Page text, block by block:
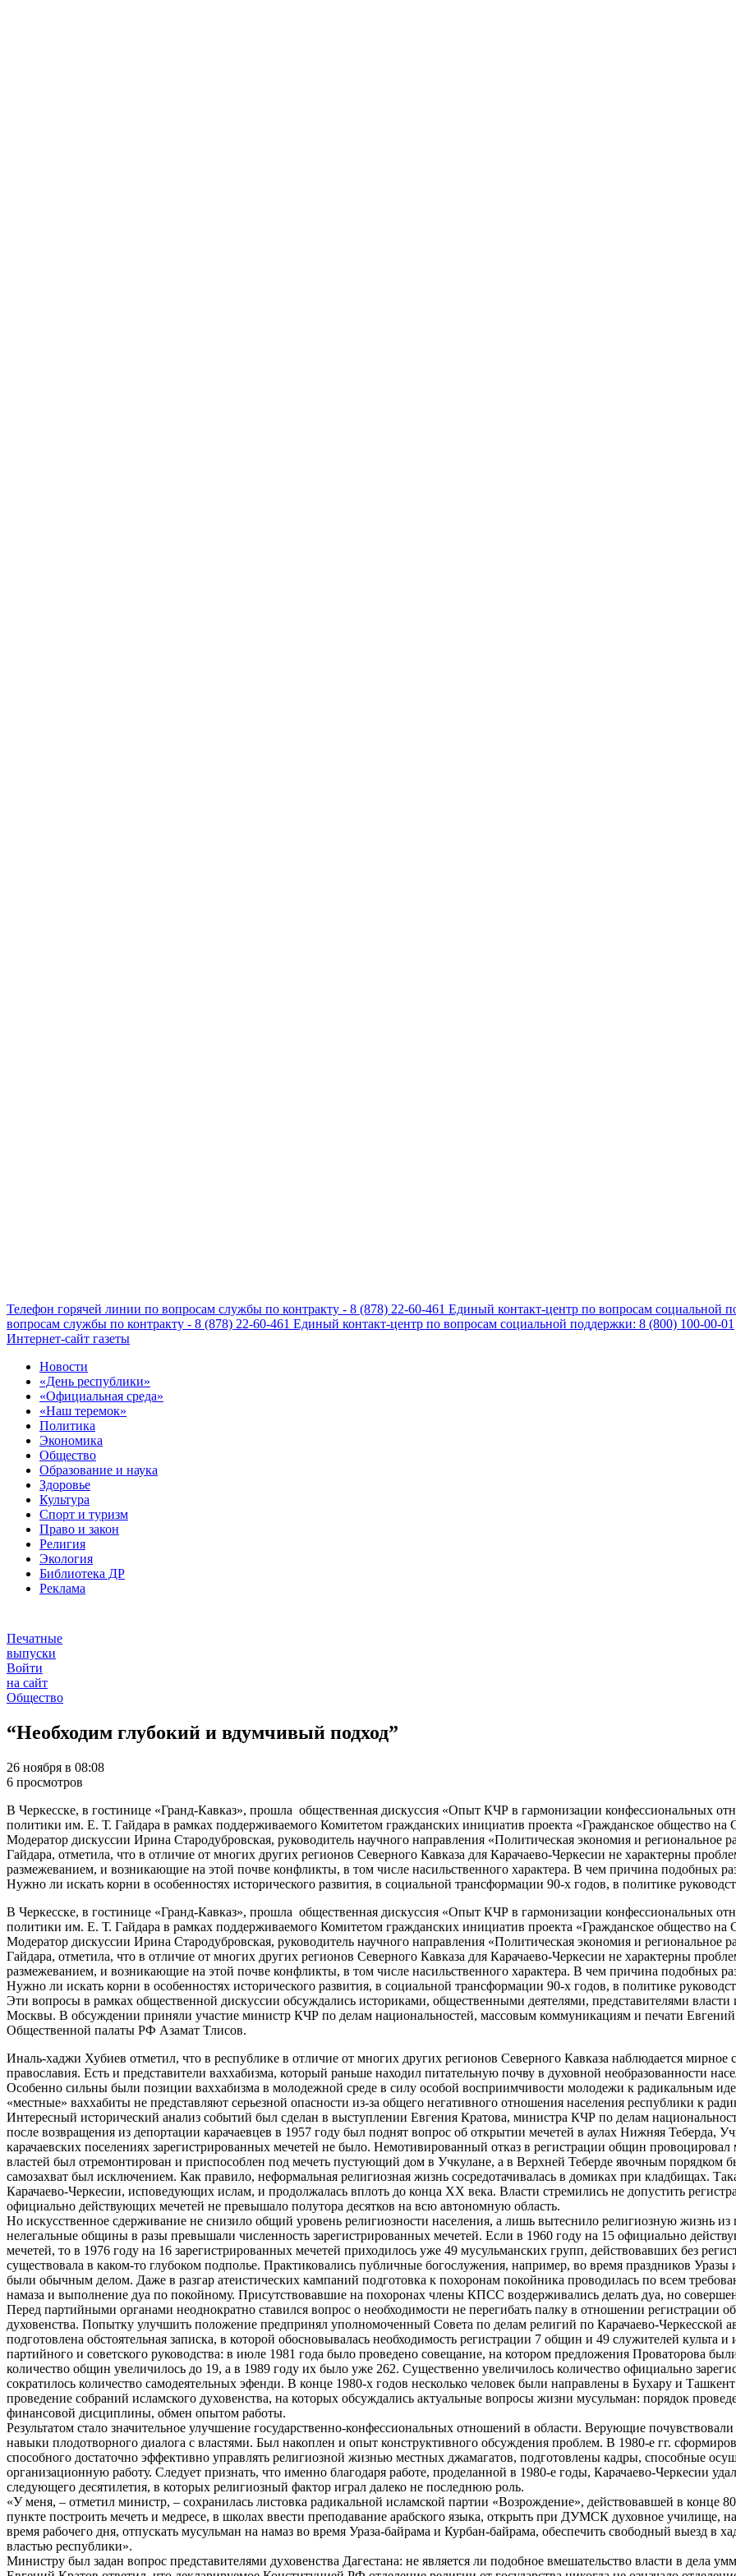
Телефон горячей линии по вопросам службы по контракту - 8 (878) 22-60-461 Единый контакт-центр по вопросам социальной
вопросам службы по контракту - 8 (878) 22-60-461 Единый контакт-центр по вопросам социальной поддержки: 8 (800) 100-00-01
Интернет-сайт газеты
Новости
«День республики»
«Официальная среда»
«Наш теремок»
Политика
Экономика
Общество
Образование и наука
Здоровье
Культура
Спорт и туризм
Право и закон
Религия
Экология
Библиотека ДР
Реклама
Печатные
выпуски
Войти
на сайт
Общество
“Необходим глубокий и вдумчивый подход”
26 ноября в 08:08
6 просмотров
В Черкесске, в гостинице «Гранд-Кавказ», прошла общественная дискуссия «Опыт КЧР в гармонизации конфессиональных
политики им. Е. Т. Гайдара в рамках поддерживаемого Комитетом гражданских инициатив проекта «Гражданское общество на
Модератор дискуссии Ирина Стародубровская, руководитель научного направления «Политическая экономия и региональное
Гайдара, отметила, что в отличие от многих других регионов Северного Кавказа для Карачаево-Черкесии не характерны
размежеванием, и возникающие на этой почве конфликты, в том числе насильственного характера. В чем причина подобных
Нужно ли искать корни в особенностях исторического развития, в социальной трансформации 90-х годов, в политике
В Черкесске, в гостинице «Гранд-Кавказ», прошла общественная дискуссия «Опыт КЧР в гармонизации конфессиональных
политики им. Е. Т. Гайдара в рамках поддерживаемого Комитетом гражданских инициатив проекта «Гражданское общество на
Модератор дискуссии Ирина Стародубровская, руководитель научного направления «Политическая экономия и региональное
Гайдара, отметила, что в отличие от многих других регионов Северного Кавказа для Карачаево-Черкесии не характерны
размежеванием, и возникающие на этой почве конфликты, в том числе насильственного характера. В чем причина подобных
Нужно ли искать корни в особенностях исторического развития, в социальной трансформации 90-х годов, в политике
Эти вопросы в рамках общественной дискуссии обсуждались историками, общественными деятелями, представителями власти
Москвы. В обсуждении приняли участие министр КЧР по делам национальностей, массовым коммуникациям и печати
Общественной палаты РФ Азамат Тлисов.
Иналь-хаджи Хубиев отметил, что в республике в отличие от многих других регионов Северного Кавказа наблюдается
православия. Есть и представители ваххабизма, который раньше находил питательную почву в духовной необразованности
Особенно сильны были позиции ваххабизма в молодежной среде в силу особой восприимчивости молодежи к радикальным
«местные» ваххабиты не представляют серьезной опасности из-за общего негативного отношения населения республики к
Интересный исторический анализ событий был сделан в выступлении Евгения Кратова, министра КЧР по делам
после возвращения из депортации карачаевцев в 1957 году был поднят вопрос об открытии мечетей в аулах Нижняя
карачаевских поселениях зарегистрированных мечетей не было. Немотивированный отказ в регистрации общин
властей был отремонтирован и приспособлен под мечеть пустующий дом в Учкулане, а в Верхней Теберде явочным порядком
самозахват был исключением. Как правило, неформальная религиозная жизнь сосредотачивалась в домиках при кладбищах.
Карачаево-Черкесии, исповедующих ислам, и продолжалась вплоть до конца ХХ века. Власти стремились не допустить
официально действующих мечетей не превышало полутора десятков на всю автономную область.
Но искусственное сдерживание не снизило общий уровень религиозности населения, а лишь вытеснило религиозную жизнь из
нелегальные общины в разы превышали численность зарегистрированных мечетей. Если в 1960 году на 15 официально
мечетей, то в 1976 году на 16 зарегистрированных мечетей приходилось уже 49 мусульманских групп, действовавших без
существовала в каком-то глубоком подполье. Практиковались публичные богослужения, например, во время праздников
были обычным делом. Даже в разгар атеистических кампаний подготовка к похоронам покойника проводилась по всем
намаза и выполнение дуа по покойному. Присутствовавшие на похоронах члены КПСС воздерживались делать дуа, но
Перед партийными органами неоднократно ставился вопрос о необходимости не перегибать палку в отношении регистрации
духовенства. Попытку улучшить положение предпринял уполномоченный Совета по делам религий по Карачаево-Черкесской
подготовлена обстоятельная записка, в которой обосновывалась необходимость регистрации 7 общин и 49 служителей
партийного и советского руководства: в июле 1981 года было проведено совещание, на котором предложения Проваторова
количество общин увеличилось до 19, а в 1989 году их было уже 262. Существенно увеличилось количество официально
сократилось количество самодеятельных эфенди. В конце 1980-х годов несколько человек были направлены в Бухару и
проведение собраний исламского духовенства, на которых обсуждались актуальные вопросы жизни мусульман: порядок
финансовой дисциплины, обмен опытом работы.
Результатом стало значительное улучшение государственно-конфессиональных отношений в области. Верующие
навыки плодотворного диалога с властями. Был накоплен и опыт конструктивного обсуждения проблем. В 1980-е гг.
способного достаточно эффективно управлять религиозной жизнью местных джамагатов, подготовлены кадры, способные
организационную работу. Следует признать, что именно благодаря работе, проделанной в 1980-е годы, Карачаево-Черкесии
следующего десятилетия, в которых религиозный фактор играл далеко не последнюю роль.
«У меня, – отметил министр, – сохранилась листовка радикальной исламской партии «Возрождение», действовавшей в конце
пункте построить мечеть и медресе, в школах ввести преподавание арабского языка, открыть при ДУМСК духовное училище,
время рабочего дня, отпускать мусульман на намаз во время Ураза-байрама и Курбан-байрама, обеспечить свободный выезд в
властью республики».
Министру был задан вопрос представителями духовенства Дагестана: не является ли подобное вмешательство власти в дела